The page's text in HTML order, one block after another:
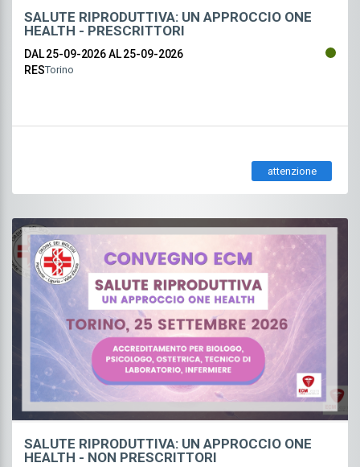
SALUTE RIPRODUTTIVA: UN APPROCCIO ONE
HEALTH - PRESCRITTORI
DAL 25-09-2026AL 25-09-2026
RESTorino
attenzione
SALUTE RIPRODUTTIVA: UN APPROCCIO ONE
HEALTH - NON PRESCRITTORI